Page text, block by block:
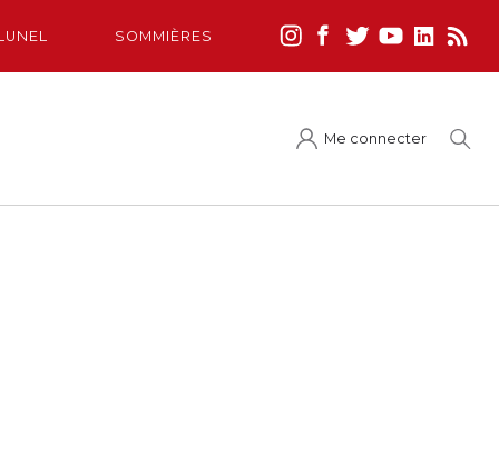
SOMMIÈRES
Me connecter